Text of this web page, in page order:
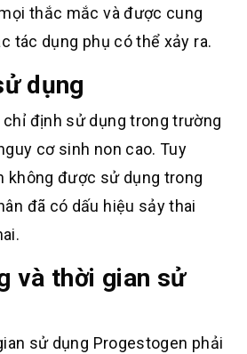
thắc mắc và được cung
tác dụng phụ có thể xảy ra.
dụng
định sử dụng trong trường
cơ sinh non cao. Tuy
không được sử dụng trong
đã có dấu hiệu sảy thai
và thời gian sử
sử dụng Progestogen phải